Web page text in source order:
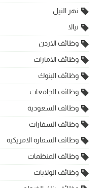
نهر النيل
نيالا
وظائف الاردن
وظائف الامارات
وظائف البنوك
وظائف الجامعات
وظائف السعودية
وظائف السفارات
وظائف السفارة الامريكية
وظائف المنظمات
وظائف الولايات